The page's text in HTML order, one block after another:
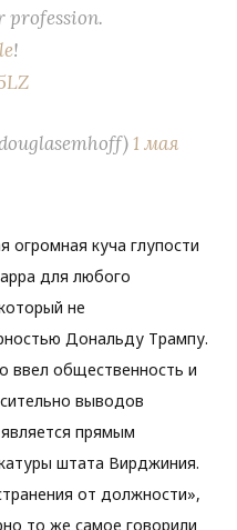
profession.
!
1 мая
огромная куча глупости
для любого
не
Дональду Трампу.
ввел общественность и
выводов
прямым
штата Вирджиния.
от должности»,
то же самое говорили